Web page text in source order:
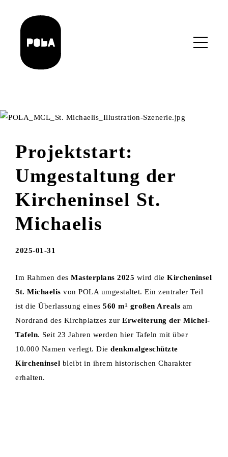
content
Projektstart:
Umgestaltung der
Kircheninsel St.
Michaelis
2025-01-31
Im Rahmen des Masterplans 2025 wird die Kircheninsel
St. Michaelis von POLA umgestaltet. Ein zentraler Teil
ist die Überlassung eines 560 m² großen Areals am
Nordrand des Kirchplatzes zur Erweiterung der Michel-
Tafeln. Seit 23 Jahren werden hier Tafeln mit über
10.000 Namen verlegt. Die denkmalgeschützte
Kircheninsel bleibt in ihrem historischen Charakter
erhalten.